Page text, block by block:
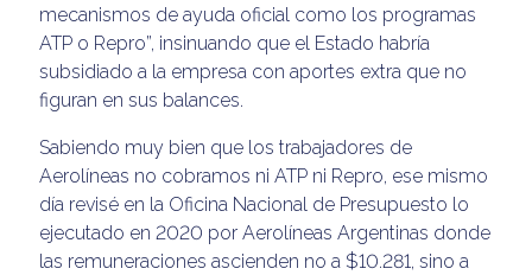
mecanismos de ayuda oficial como los programas
ATP o Repro”, insinuando que el Estado habría
subsidiado a la empresa con aportes extra que no
figuran en sus balances.
Sabiendo muy bien que los trabajadores de
Aerolíneas no cobramos ni ATP ni Repro, ese mismo
día revisé en la Oficina Nacional de Presupuesto lo
ejecutado en 2020 por Aerolíneas Argentinas donde
las remuneraciones ascienden no a $10.281, sino a